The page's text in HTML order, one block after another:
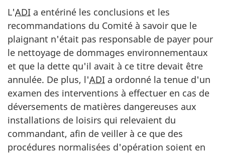
L'ADI a entériné les conclusions et les
recommandations du Comité à savoir que le
plaignant n'était pas responsable de payer pour
le nettoyage de dommages environnementaux
et que la dette qu'il avait à ce titre devait être
annulée. De plus, l'ADI a ordonné la tenue d'un
examen des interventions à effectuer en cas de
déversements de matières dangereuses aux
installations de loisirs qui relevaient du
commandant, afin de veiller à ce que des
procédures normalisées d'opération soient en